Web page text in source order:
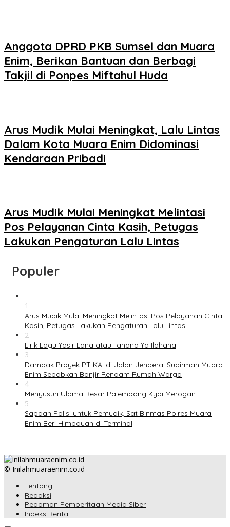
Anggota DPRD PKB Sumsel dan Muara
Enim, Berikan Bantuan dan Berbagi
Takjil di Ponpes Miftahul Huda
Arus Mudik Mulai Meningkat, Lalu Lintas
Dalam Kota Muara Enim Didominasi
Kendaraan Pribadi
Arus Mudik Mulai Meningkat Melintasi
Pos Pelayanan Cinta Kasih, Petugas
Lakukan Pengaturan Lalu Lintas
Populer
1
Arus Mudik Mulai Meningkat Melintasi Pos Pelayanan Cinta
Kasih, Petugas Lakukan Pengaturan Lalu Lintas
2
Lirik Lagu Yasir Lana atau Ilahana Ya Ilahana
3
Dampak Proyek PT KAI di Jalan Jenderal Sudirman Muara
Enim Sebabkan Banjir Rendam Rumah Warga
4
Menyusuri Ulama Besar Palembang Kyai Merogan
5
Sapaan Polisi untuk Pemudik, Sat Binmas Polres Muara
Enim Beri Himbauan di Terminal
© Inilahmuaraenim.co.id
Tentang
Redaksi
Pedoman Pemberitaan Media Siber
Indeks Berita